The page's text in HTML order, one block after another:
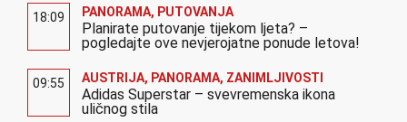
18:09 PANORAMA, PUTOVANJA
Planirate putovanje tijekom ljeta? –
pogledajte ove nevjerojatne ponude letova!
09:55 AUSTRIJA, PANORAMA, ZANIMLJIVOSTI
Adidas Superstar – svevremenska ikona
uličnog stila